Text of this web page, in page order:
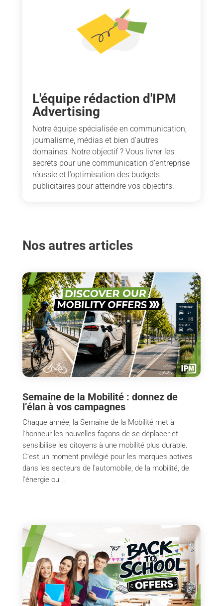
L'équipe rédaction d'IPM
Advertising
Notre équipe spécialisée en communication,
journalisme, médias et bien d’autres
domaines. Notre objectif ? Vous livrer les
secrets pour une communication d’entreprise
réussie et l’optimisation des budgets
publicitaires pour atteindre vos objectifs.
Nos autres articles
Semaine de la Mobilité : donnez de
l’élan à vos campagnes
Chaque année, la Semaine de la Mobilité met à
l'honneur les nouvelles façons de se déplacer et
sensibilise les citoyens à une mobilité plus durable.
C'est un moment privilégié pour les marques actives
dans les secteurs de l'automobile, de la mobilité, de
l'énergie ou...